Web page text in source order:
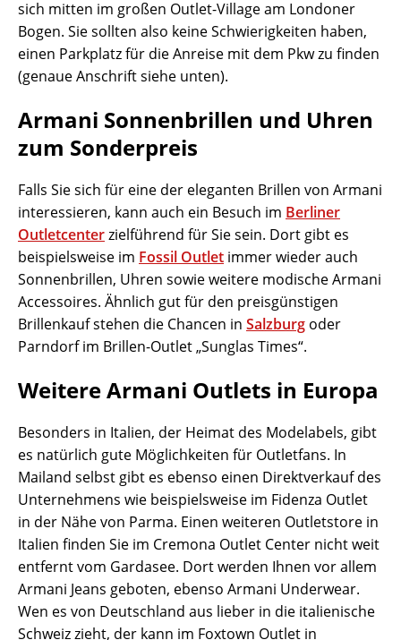
sich mitten im großen Outlet-Village am Londoner
Bogen. Sie sollten also keine Schwierigkeiten haben,
einen Parkplatz für die Anreise mit dem Pkw zu finden
(genaue Anschrift siehe unten).
Armani Sonnenbrillen und Uhren
zum Sonderpreis
Falls Sie sich für eine der eleganten Brillen von Armani
interessieren, kann auch ein Besuch im Berliner
Outletcenterzielführend für Sie sein. Dort gibt es
beispielsweise im Fossil Outlet immer wieder auch
Sonnenbrillen, Uhren sowie weitere modische Armani
Accessoires. Ähnlich gut für den preisgünstigen
Brillenkauf stehen die Chancen in Salzburg oder
Parndorf im Brillen-Outlet „Sunglas Times“.
Weitere Armani Outlets in Europa
Besonders in Italien, der Heimat des Modelabels, gibt
es natürlich gute Möglichkeiten für Outletfans. In
Mailand selbst gibt es ebenso einen Direktverkauf des
Unternehmens wie beispielsweise im Fidenza Outlet
in der Nähe von Parma. Einen weiteren Outletstore in
Italien finden Sie im Cremona Outlet Center nicht weit
entfernt vom Gardasee. Dort werden Ihnen vor allem
Armani Jeans geboten, ebenso Armani Underwear.
Wen es von Deutschland aus lieber in die italienische
Schweiz zieht, der kann im Foxtown Outlet in